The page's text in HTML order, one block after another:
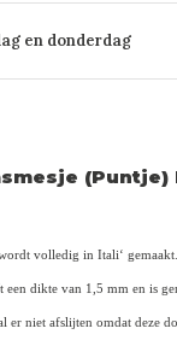
en donderdag
volledig in Itali‘
dikte van 1,5 mm en is
er niet afslijten omdat deze